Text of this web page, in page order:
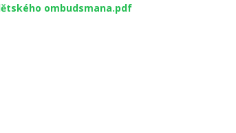
ombudsmana.pdf